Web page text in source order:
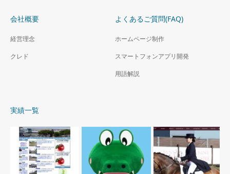
会社概要
経営理念
クレド
よくあるご質問(FAQ)
ホームページ制作
スマートフォンアプリ開発
用語解説
実績一覧